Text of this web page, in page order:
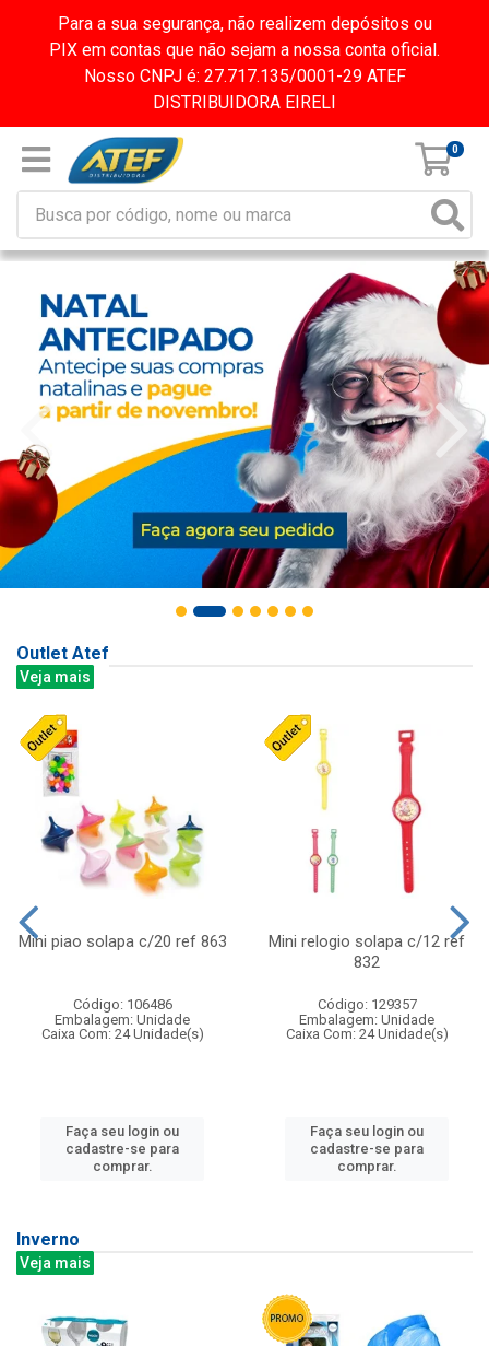
Para a sua segurança, não realizem depósitos ou
PIX em contas que não sejam a nossa conta oficial.
Nosso CNPJ é: 27.717.135/0001-29 ATEF
DISTRIBUIDORA EIRELI
0
Outlet Atef
Veja mais
Mini piao solapa c/20 ref 863
Código: 106486
Embalagem: Unidade
Caixa Com: 24 Unidade(s)
Faça seu login ou
cadastre-se para
comprar.
Mini relogio solapa c/12 ref
832
Código: 129357
Embalagem: Unidade
Caixa Com: 24 Unidade(s)
Faça seu login ou
cadastre-se para
comprar.
Inverno
Veja mais